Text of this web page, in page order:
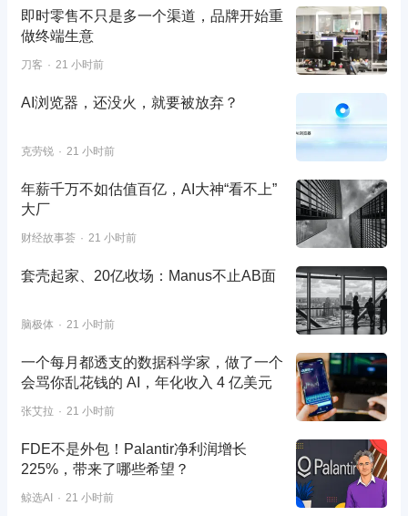
即时零售不只是多一个渠道，品牌开始重
做终端生意
刀客 21 小时前
AI浏览器，还没火，就要被放弃？
克劳锐 21 小时前
年薪千万不如估值百亿，AI大神“看不上”
大厂
财经故事荟 21 小时前
套壳起家、20亿收场：Manus不止AB面
脑极体 21 小时前
一个每月都透支的数据科学家，做了一个
会骂你乱花钱的 AI，年化收入 4 亿美元
张艾拉 21 小时前
FDE不是外包！Palantir净利润增长
225%，带来了哪些希望？
鲸选AI 21 小时前